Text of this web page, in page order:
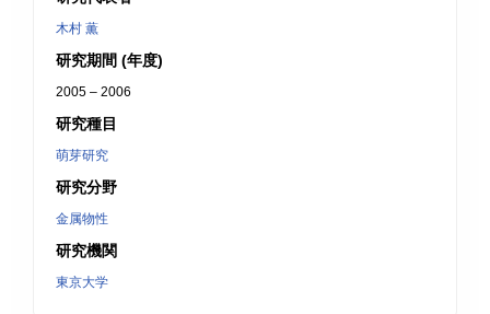
木村 薫
研究期間 (年度)
2005 – 2006
研究種目
萌芽研究
研究分野
金属物性
研究機関
東京大学